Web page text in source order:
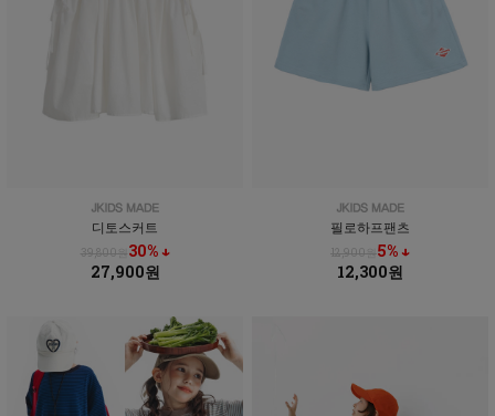
디토스커트
39,800원30% ↓
27,900원
필로하프팬츠
12,900원5% ↓
12,300원